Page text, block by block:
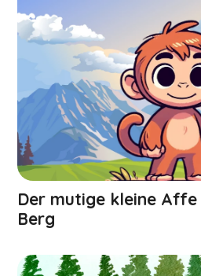
Der mutige kleine
Berg